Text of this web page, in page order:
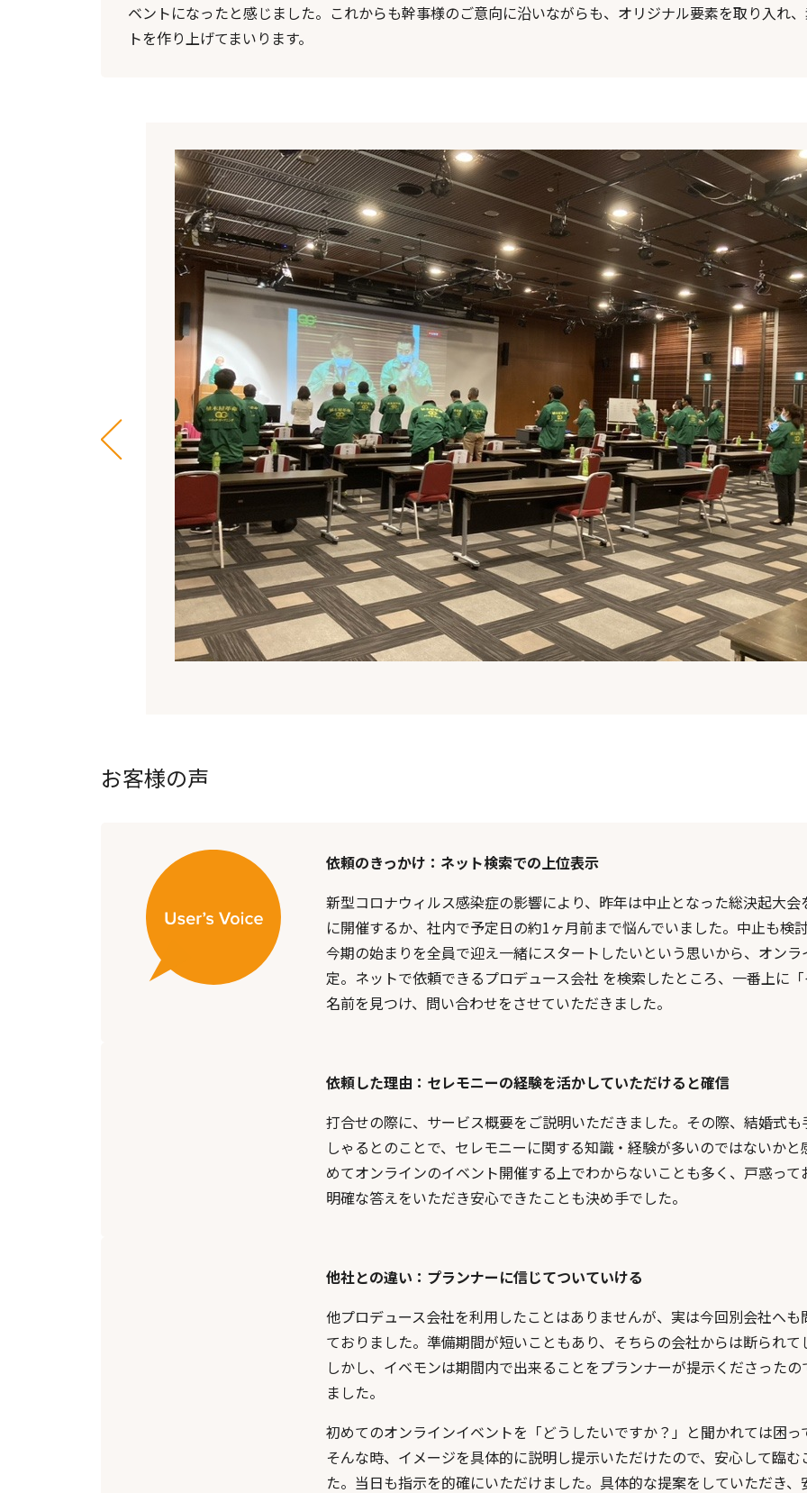
ベントになったと感じました。これからも幹事様のご意向に沿いながらも、オリジナル要素を取り入れ
トを作り上げてまいります。
お客様の声
依頼のきっかけ：ネット検索での上位表示
新型コロナウィルス感染症の影響により、昨年は中止となった総決起大会
に開催するか、社内で予定日の約1ヶ月前まで悩んでいました。中止も検
今期の始まりを全員で迎え一緒にスタートしたいという思いから、オン
定。ネットで依頼できるプロデュース会社 を検索したところ、一番上に
名前を見つけ、問い合わせをさせていただきました。
依頼した理由：セレモニーの経験を活かしていただけると確信
打合せの際に、サービス概要をご説明いただきました。その際、結婚式も
しゃるとのことで、セレモニーに関する知識・経験が多いのではないかと
めてオンラインのイベント開催する上でわからないことも多く、戸惑って
明確な答えをいただき安心できたことも決め手でした。
他社との違い：プランナーに信じてついていける
他プロデュース会社を利用したことはありませんが、実は今回別会社へも
ておりました。準備期間が短いこともあり、そちらの会社からは断られて
しかし、イベモンは期間内で出来ることをプランナーが提示くださったの
ました。
初めてのオンラインイベントを「どうしたいですか？」と聞かれては困っ
そんな時、イメージを具体的に説明し提示いただけたので、安心して臨む
た。当日も指示を的確にいただけました。具体的な提案をしていただき、